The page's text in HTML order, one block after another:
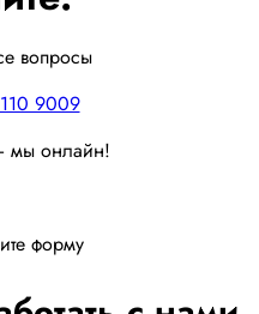
вопросы
9009
мы онлайн!
форму